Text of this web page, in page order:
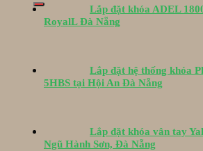
Lắp đặt khóa ADEL
RoyalL Đà Nẵng
Lắp đặt hệ thống khóa
5HBS tại Hội An Đà Nẵng
Lắp đặt khóa vân tay
Ngũ Hành Sơn, Đà Nẵng